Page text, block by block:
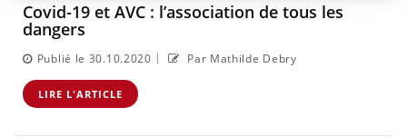
Covid-19 et AVC : l’association de tous les
dangers
Publié le 30.10.2020 | Par Mathilde Debry
LIRE L'ARTICLE